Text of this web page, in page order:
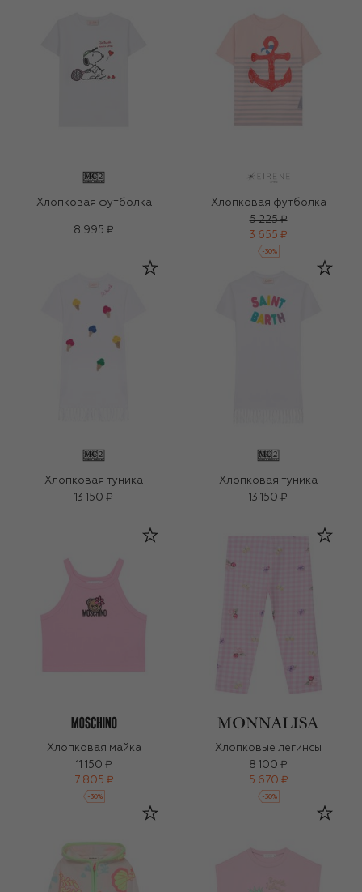
Хлопковая футболка
8 995 ₽
Хлопковая футболка
5 225 ₽
3 655 ₽
-30%
Хлопковая туника
13 150 ₽
Хлопковая туника
13 150 ₽
Хлопковая майка
11 150 ₽
7 805 ₽
-30%
Хлопковые легинсы
8 100 ₽
5 670 ₽
-30%